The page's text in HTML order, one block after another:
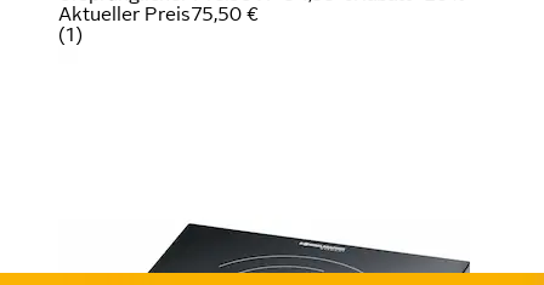
Aktueller Preis75,50 €
(1)